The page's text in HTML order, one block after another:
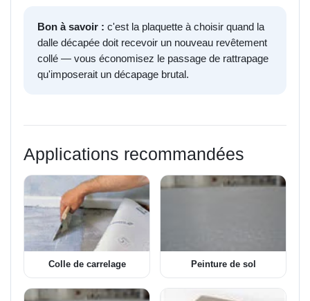
Bon à savoir : c'est la plaquette à choisir quand la
dalle décapée doit recevoir un nouveau revêtement
collé — vous économisez le passage de rattrapage
qu'imposerait un décapage brutal.
Applications recommandées
Colle de carrelage Peinture de sol